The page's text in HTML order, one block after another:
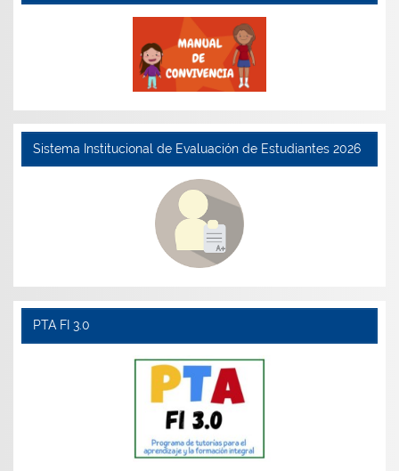
Sistema Institucional de Evaluación de Estudiantes 2026
PTA FI 3.0